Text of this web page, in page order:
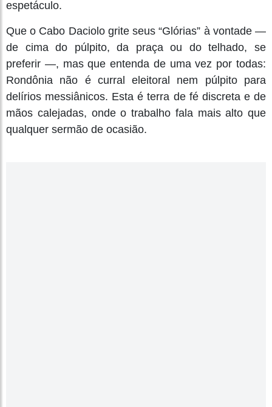
espetáculo.
Que o Cabo Daciolo grite seus “Glórias” à vontade —
de cima do púlpito, da praça ou do telhado, se
preferir —, mas que entenda de uma vez por todas:
Rondônia não é curral eleitoral nem púlpito para
delírios messiânicos. Esta é terra de fé discreta e de
mãos calejadas, onde o trabalho fala mais alto que
qualquer sermão de ocasião.